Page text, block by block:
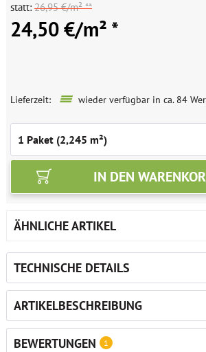
statt: 26,95 €/m² **
24,50 €/m² *
Lieferzeit: wieder verfügbar in ca. 84
IN DEN
ÄHNLICHE ARTIKEL
TECHNISCHE DETAILS
ARTIKELBESCHREIBUNG
BEWERTUNGEN 1